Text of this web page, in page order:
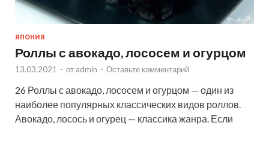
ЯПОНИЯ
Роллы с авокадо, лососем и огурцом
13.03.2021 - от admin - Оставьте комментарий
26 Роллы с авокадо, лососем и огурцом — один из
наиболее популярных классических видов роллов.
Авокадо, лосось и огурец — классика жанра. Если